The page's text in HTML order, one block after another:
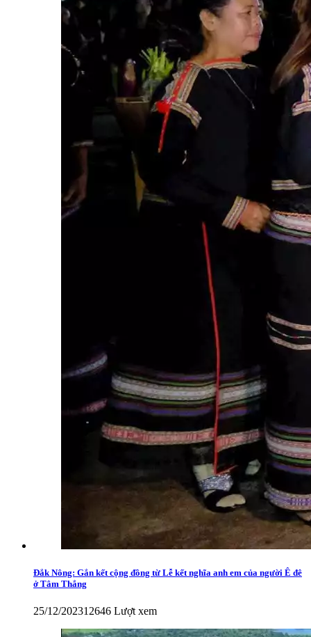
Đắk Nông: Gắn kết cộng đồng từ Lễ kết nghĩa anh em của người Ê đê
ở Tâm Thắng
25/12/202312646 Lượt xem